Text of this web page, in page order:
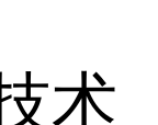
术